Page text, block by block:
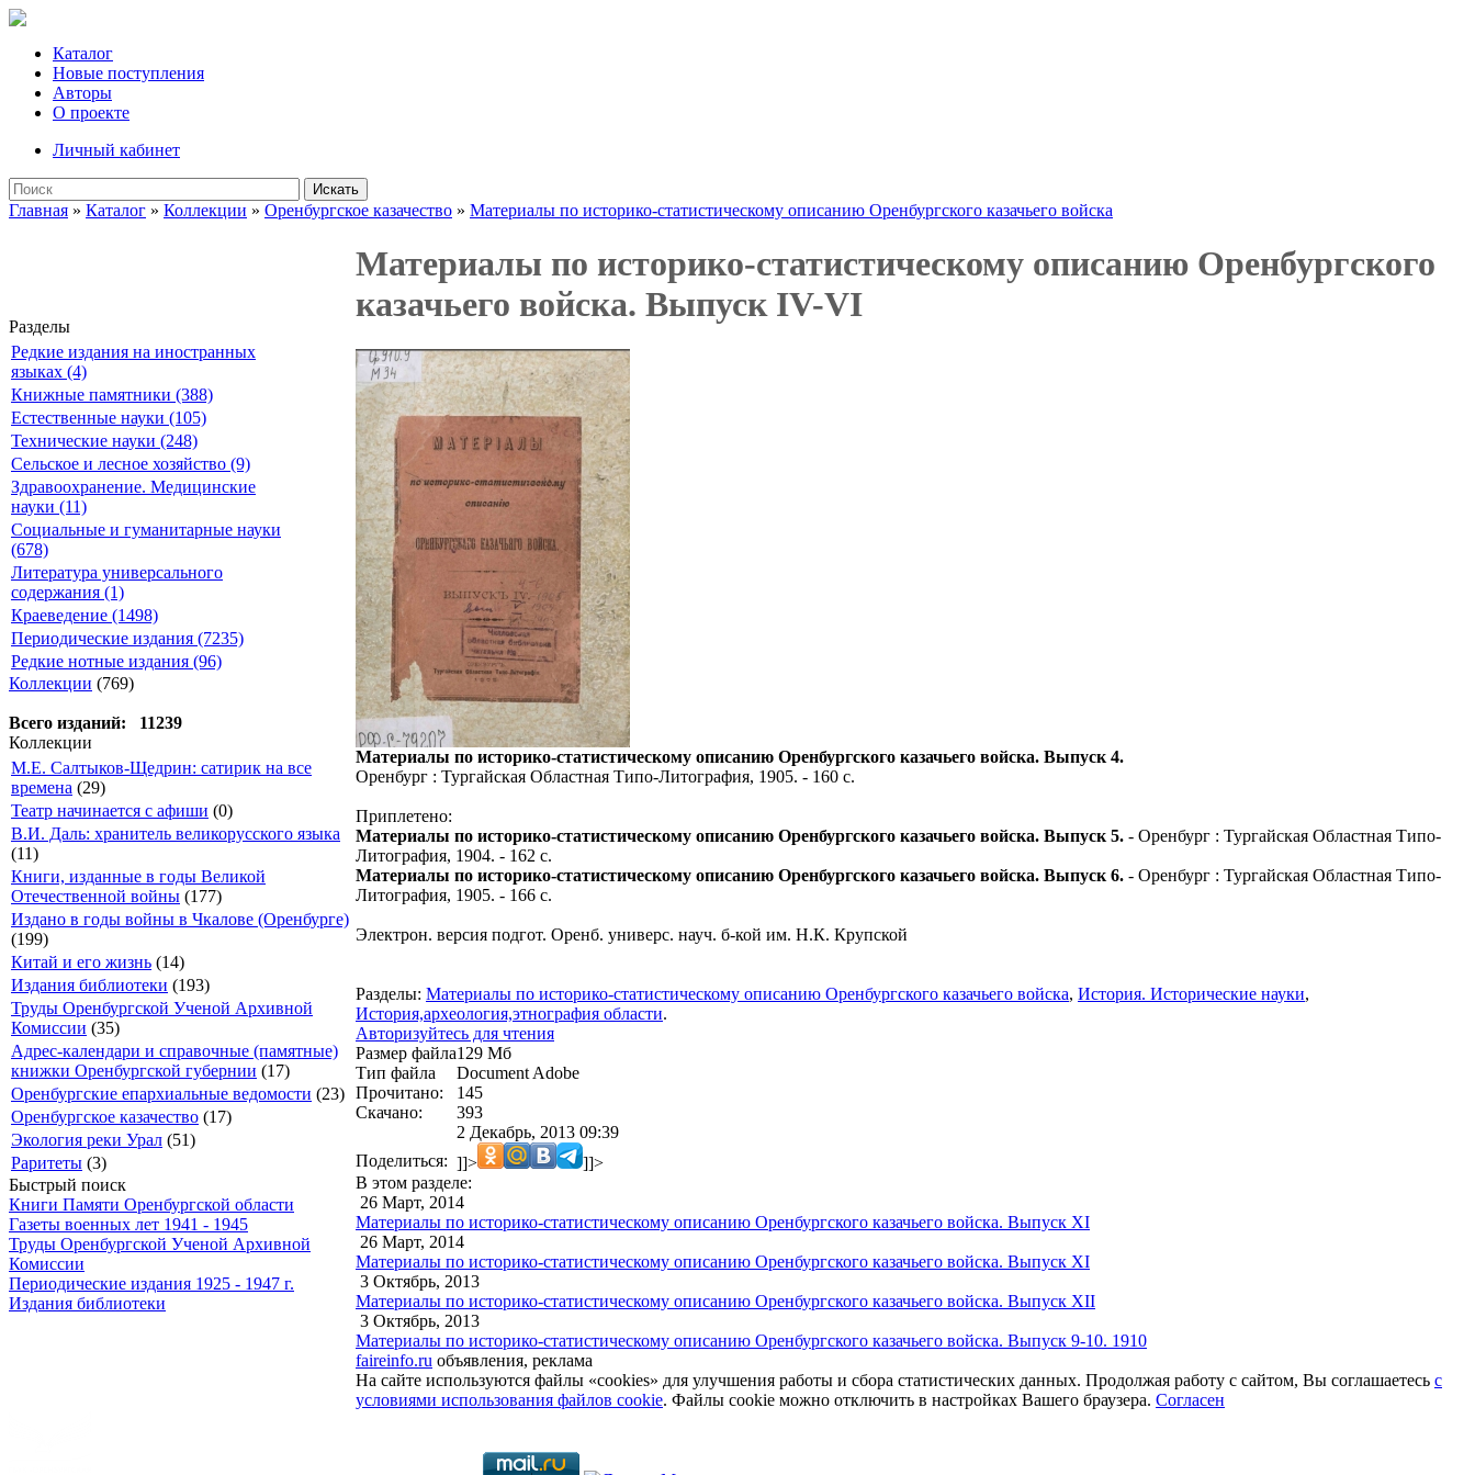
Каталог
Новые поступления
Авторы
О проекте
Личный кабинет
Искать
Главная » Каталог » Коллекции » Оренбургское казачество » Материалы по историко-статистическому описанию Оренбургского казачьего войска
Разделы
Редкие издания на иностранных
языках (4)
Книжные памятники (388)
Естественные науки (105)
Технические науки (248)
Сельское и лесное хозяйство (9)
Здравоохранение. Медицинские
науки (11)
Социальные и гуманитарные науки
(678)
Литература универсального
содержания (1)
Краеведение (1498)
Периодические издания (7235)
Редкие нотные издания (96)
Коллекции (769)
Всего изданий: 11239
Коллекции
М.Е. Салтыков-Щедрин: сатирик на все
времена (29)
Театр начинается с афиши (0)
В.И. Даль: хранитель великорусского языка
(11)
Книги, изданные в годы Великой
Отечественной войны (177)
Издано в годы войны в Чкалове (Оренбурге)
(199)
Китай и его жизнь (14)
Издания библиотеки (193)
Труды Оренбургской Ученой Архивной
Комиссии (35)
Адрес-календари и справочные (памятные)
книжки Оренбургской губернии (17)
Оренбургские епархиальные ведомости (23)
Оренбургское казачество (17)
Экология реки Урал (51)
Раритеты (3)
Быстрый поиск
Книги Памяти Оренбургской области
Газеты военных лет 1941 - 1945
Труды Оренбургской Ученой Архивной
Комиссии
Периодические издания 1925 - 1947 г.
Издания библиотеки
Материалы по историко-статистическому описанию Оренбургского
казачьего войска. Выпуск IV-VI
Материалы по историко-статистическому описанию Оренбургского казачьего войска. Выпуск 4.
Оренбург : Тургайская Областная Типо-Литография, 1905. - 160 с.
Приплетено:
Материалы по историко-статистическому описанию Оренбургского казачьего войска. Выпуск 5. - Оренбург : Тургайская Областная Типо-
Литография, 1904. - 162 с.
Материалы по историко-статистическому описанию Оренбургского казачьего войска. Выпуск 6. - Оренбург : Тургайская Областная Типо-
Литография, 1905. - 166 с.
Электрон. версия подгот. Оренб. универс. науч. б-кой им. Н.К. Крупской
Разделы: Материалы по историко-статистическому описанию Оренбургского казачьего войска, История. Исторические науки,
История,археология,этнография области.
Авторизуйтесь для чтения
Размер файла129 Мб
Тип файла
Document Adobe
Прочитано:
145
Скачано:
393
2 Декабрь, 2013 09:39
Поделиться: ]]>
]]>
В этом разделе:
26 Март, 2014
Материалы по историко-статистическому описанию Оренбургского казачьего войска. Выпуск XI
26 Март, 2014
Материалы по историко-статистическому описанию Оренбургского казачьего войска. Выпуск XI
3 Октябрь, 2013
Материалы по историко-статистическому описанию Оренбургского казачьего войска. Выпуск XII
3 Октябрь, 2013
Материалы по историко-статистическому описанию Оренбургского казачьего войска. Выпуск 9-10. 1910
faireinfo.ru объявления, реклама
На сайте используются файлы «cookies» для улучшения работы и сбора статистических данных. Продолжая работу с сайтом, Вы соглашаетесь с
условиями использования файлов cookie. Файлы cookie можно отключить в настройках Вашего браузера. Согласен